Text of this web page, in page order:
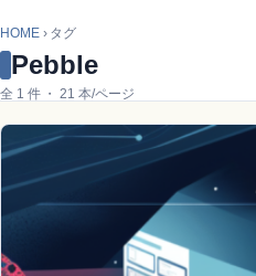
HOME› タグ
Pebble
全 1 件 ・ 21 本/ページ